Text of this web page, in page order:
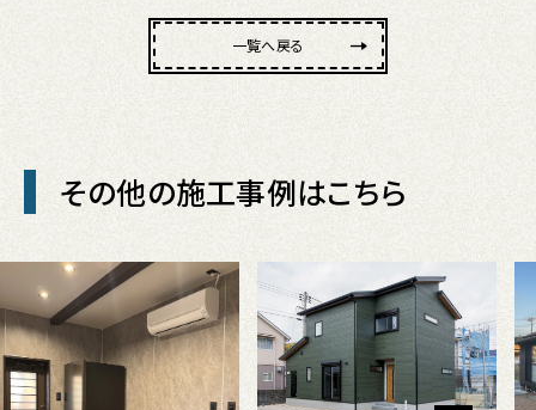
一覧へ戻る
その他の施工事例はこちら